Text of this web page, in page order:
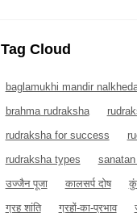
Tag Cloud
baglamukhi mandir
brahma rudraksha
rudraksha for success
rudraksha types
उज्जैन पूजा
कालसर्प दोष
ग्रह शांति
ग्रहों-का-प्रभाव